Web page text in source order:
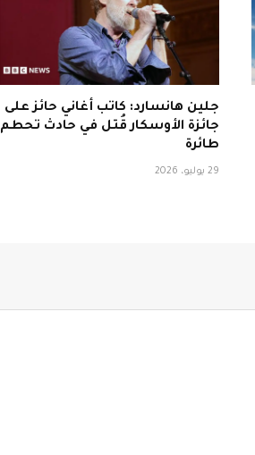
جلين هانسارد: كاتب أغاني حائز على
جائزة الأوسكار قُتل في حادث تحطم
طائرة
29 يوليو، 2026